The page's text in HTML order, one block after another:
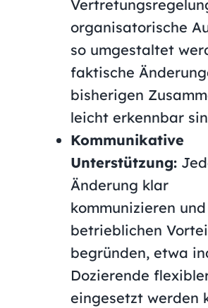
organisatorische
so umgestaltet
faktische
bisherigen
leicht erkennbar
Kommunikative
Unterstützung:
Änderung klar
kommunizieren
betrieblichen
begründen, etwa
Dozierende
eingesetzt werden